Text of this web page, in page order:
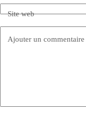
Site web
Ajouter un commentaire